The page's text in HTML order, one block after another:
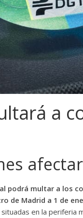
a
podrá multar a los
de Madrid a 1 de
en la